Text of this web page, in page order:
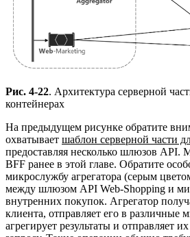
Рис. 4-22. Архитектура серверной
контейнерах
На предыдущем рисунке обратите
охватывает шаблон серверной части
предоставляя несколько шлюзов API.
BFF ранее в этой главе. Обратите
микрослужбу агрегатора (серым
между шлюзом API Web-Shopping и
внутренних покупок. Агрегатор
клиента, отправляет его в различные
агрегирует результаты и отправляет